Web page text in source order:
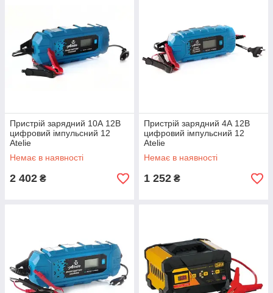
Пристрій зарядний 10А 12В
цифровий імпульсний 12
Atelie
Немає в наявності
2 402 ₴
Пристрій зарядний 4А 12В
цифровий імпульсний 12
Atelie
Немає в наявності
1 252 ₴